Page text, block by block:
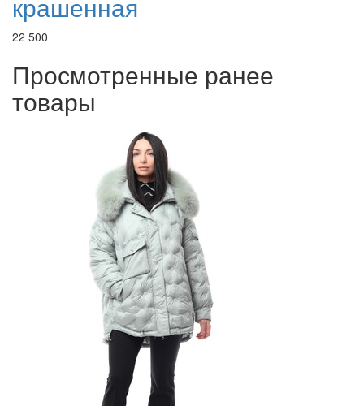
22 500
Просмотренные ранее
товары